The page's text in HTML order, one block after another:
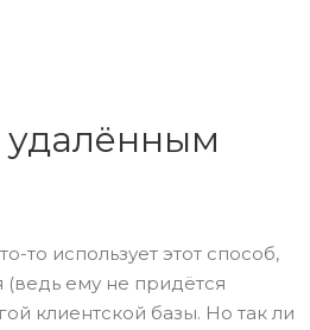
удалённым
то использует этот способ,
ему не придётся
клиентской базы. Но так ли